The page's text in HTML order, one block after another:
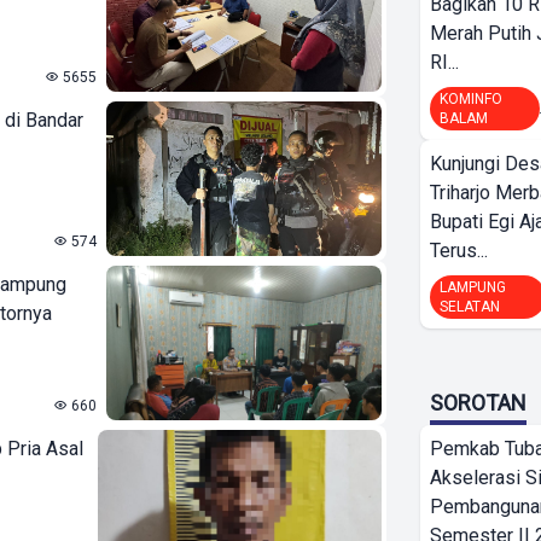
5655
Bandar
574
660
Pria Asal
Merah Putih
RI...
KOMINFO
BALAM
Kunjungi
Triharjo
Bupati Egi
Terus...
LAMPUNG
SELATAN
SOROTAN
Pemkab
Akselerasi
Semester II